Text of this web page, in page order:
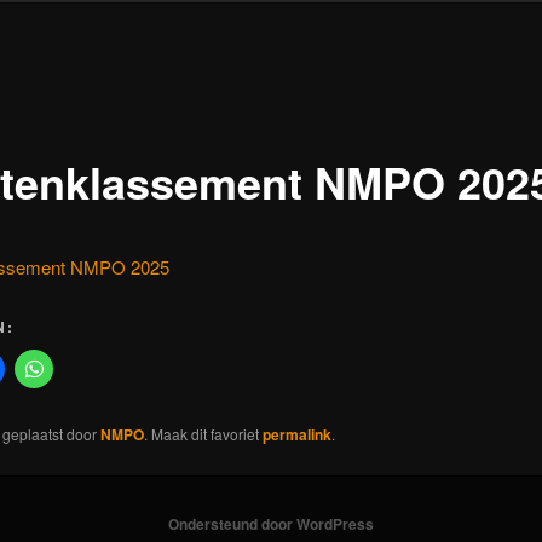
NMPO
NMPO 2025
doorNMPO. Maak dit favorietpermalink.
Ondersteund door WordPress